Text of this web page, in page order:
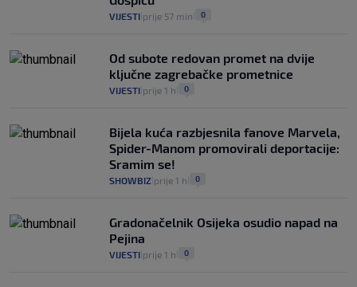
VIJESTI prije 57 min 0
Od subote redovan promet na dvije
ključne zagrebačke prometnice
VIJESTI prije 1 h 0
Bijela kuća razbjesnila fanove Marvela,
Spider-Manom promovirali deportacije:
Sramim se!
SHOWBIZ prije 1 h 0
Gradonačelnik Osijeka osudio napad na
Pejina
VIJESTI prije 1 h 0